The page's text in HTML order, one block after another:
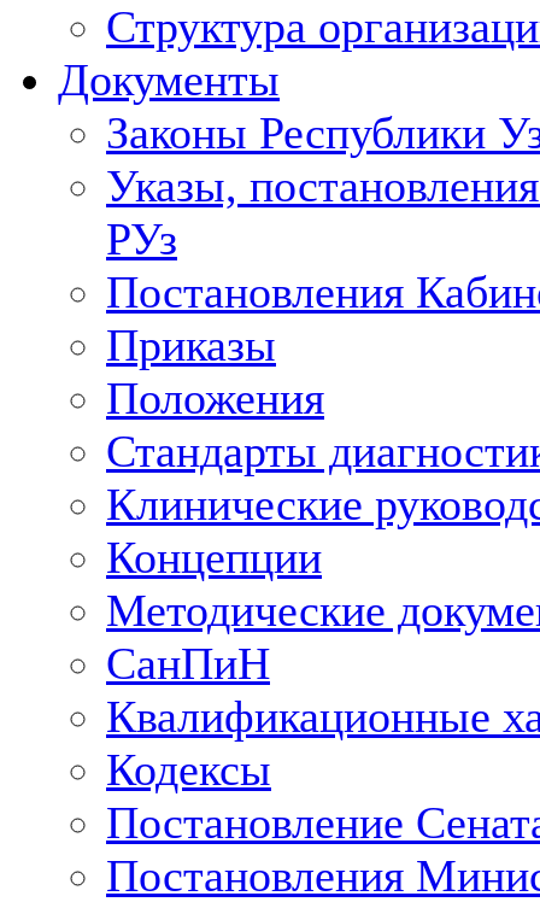
Структура
Документы
Законы Республики
Указы,
РУз
Постановления
Приказы
Положения
Стандарты
Клинические
Концепции
Методические
СанПиН
Квалификационные
Кодексы
Постановление
Постановления